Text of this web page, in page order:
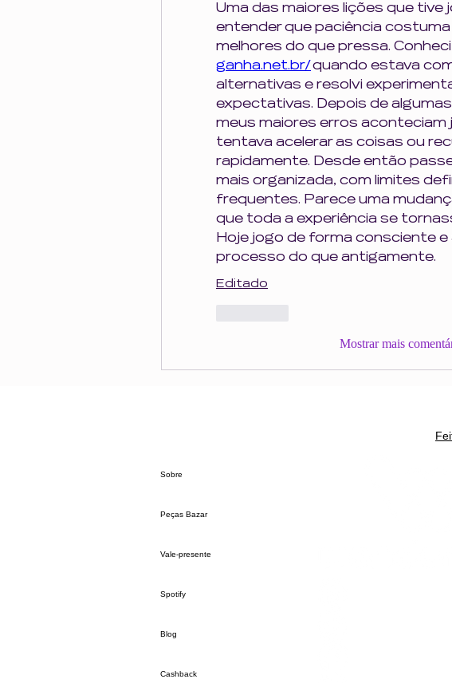
Uma das maiores lições que tive
entender que paciência
melhores do que pressa. Conheci
ganha.net.br/ quando estava
alternativas e resolvi
expectativas. Depois de
meus maiores erros
tentava acelerar as coisas ou
rapidamente. Desde então
mais organizada, com limites
frequentes. Parece uma
que toda a experiência se
Hoje jogo de forma consciente
processo do que antigamente.
Editado
Mostrar mais
Sobre
Peças Bazar
Vale-presente
Spotify
Blog
Cashback